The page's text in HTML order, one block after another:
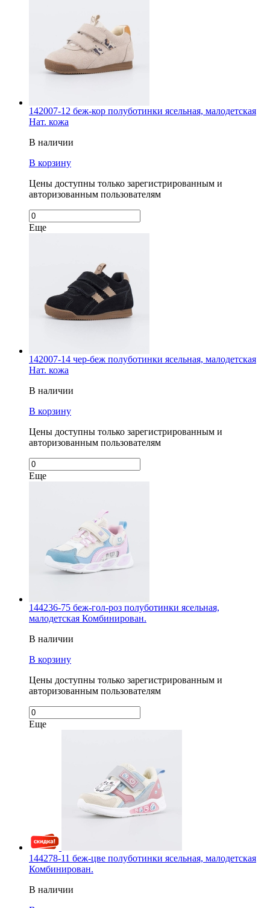
142007-12 беж-кор полуботинки ясельная, малодетская
Нат. кожа
В наличии
В корзину
Цены доступны только зарегистрированным и
авторизованным пользователям
Еще
142007-14 чер-беж полуботинки ясельная, малодетская
Нат. кожа
В наличии
В корзину
Цены доступны только зарегистрированным и
авторизованным пользователям
Еще
144236-75 беж-гол-роз полуботинки ясельная,
малодетская Комбинирован.
В наличии
В корзину
Цены доступны только зарегистрированным и
авторизованным пользователям
Еще
144278-11 беж-цве полуботинки ясельная, малодетская
Комбинирован.
В наличии